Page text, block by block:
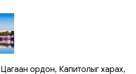
ордон, Капитолыг харах,